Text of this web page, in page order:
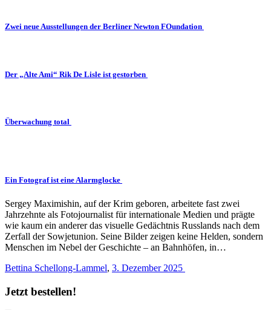
Zwei neue Ausstellungen der Berliner Newton FOundation
Der „Alte Ami“ Rik De Lisle ist gestorben
Überwachung total
Ein Fotograf ist eine Alarmglocke
Sergey Maximishin, auf der Krim geboren, arbeitete fast zwei
Jahrzehnte als Fotojournalist für internationale Medien und prägte
wie kaum ein anderer das visuelle Gedächtnis Russlands nach dem
Zerfall der Sowjetunion. Seine Bilder zeigen keine Helden, sondern
Menschen im Nebel der Geschichte – an Bahnhöfen, in…
Bettina Schellong-Lammel, 3. Dezember 2025
Jetzt bestellen!